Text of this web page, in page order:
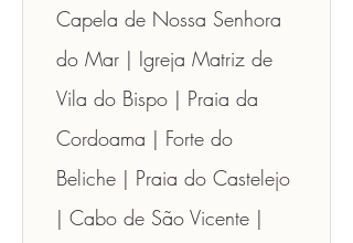
Capela de Nossa Senhora
do Mar | Igreja Matriz de
Vila do Bispo | Praia da
Cordoama | Forte do
Beliche | Praia do Castelejo
| Cabo de São Vicente |